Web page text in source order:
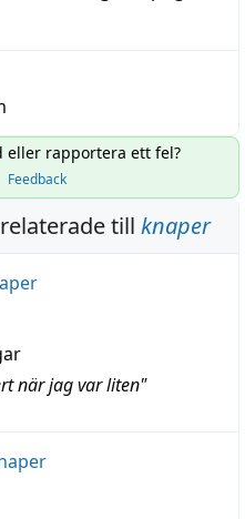
eller rapportera ett fel?
Feedback
till knaper
när jag var liten"